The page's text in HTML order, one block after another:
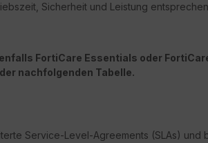
Sicherheit und Leistung
FortiCare Essentials oder
nachfolgenden Tabelle.
Service-Level-Agreements (SLAs) und